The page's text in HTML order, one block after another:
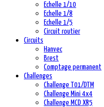
Echelle 1/10
Echelle 1/8
Echelle 1/5
Circuit routier
Circuits
Hanvec
Brest
Comptage permanent
Challenges
Challenge T01/DTM
Challenge Mini 4x4
Challenge MCD XR5